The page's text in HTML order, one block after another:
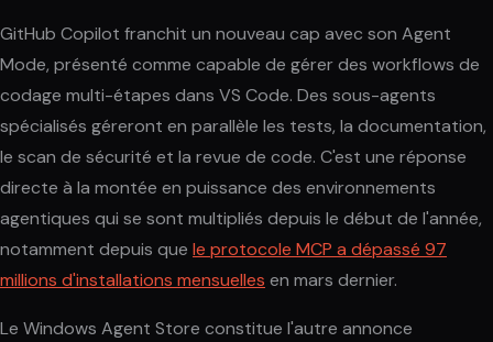
GitHub Copilot franchit un nouveau cap avec son Agent
Mode, présenté comme capable de gérer des workflows de
codage multi-étapes dans VS Code. Des sous-agents
spécialisés géreront en parallèle les tests, la documentation,
le scan de sécurité et la revue de code. C'est une réponse
directe à la montée en puissance des environnements
agentiques qui se sont multipliés depuis le début de l'année,
notamment depuis que le protocole MCP a dépassé 97
millions d'installations mensuelles en mars dernier.
Le Windows Agent Store constitue l'autre annonce